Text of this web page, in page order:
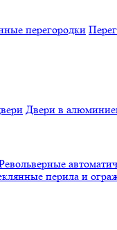
перегородки
Двери в
перила и